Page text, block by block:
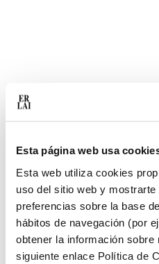
Esta página web usa
Esta web utiliza cookies
uso del sitio web y
preferencias sobre la base
hábitos de navegación (por
obtener la información sobre
siguiente enlace Política de